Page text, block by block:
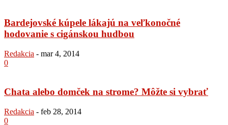
Bardejovské kúpele lákajú na veľkonočné
hodovanie s cigánskou hudbou
Redakcia - mar 4, 2014
0
Chata alebo domček na strome? Môžte si vybrať
Redakcia - feb 28, 2014
0